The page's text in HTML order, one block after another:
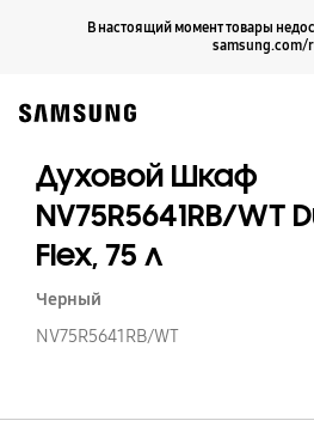
В настоящий момент товары
samsung.com/
Духовой Шкаф
NV75R5641RB/WT
Flex, 75 л
Черный
NV75R5641RB/WT